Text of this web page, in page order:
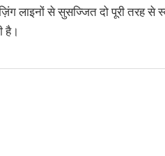
लाइनों से सुसज्जित दो पूरी तरह से
है।